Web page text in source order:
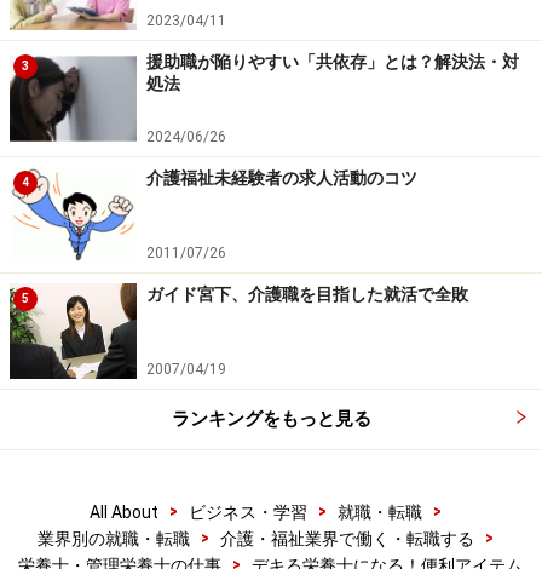
2023/04/11
3
援助職が陥りやすい「共依存」とは？解決法・対
処法
2024/06/26
4 介護福祉未経験者の求人活動のコツ
2011/07/26
5 ガイド宮下、介護職を目指した就活で全敗
2007/04/19
ランキングをもっと見る
All About > ビジネス・学習 > 就職・転職
>
業界別の就職・転職
> 介護・福祉業界で働く・転職する
>
>